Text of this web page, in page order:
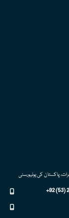
پاکستان کی یونیورسٹی
+92 (53)